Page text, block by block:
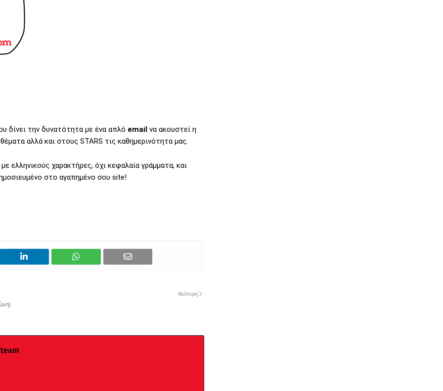
δίνει την δυνατότητα με ένα απλό email να ακουστεί η
αλλά και στους STARS τις καθημερινότητα μας.
ελληνικούς χαρακτήρες, όχι κεφαλαία γράμματα, και
στο αγαπημένο σου site!
Νεότερη